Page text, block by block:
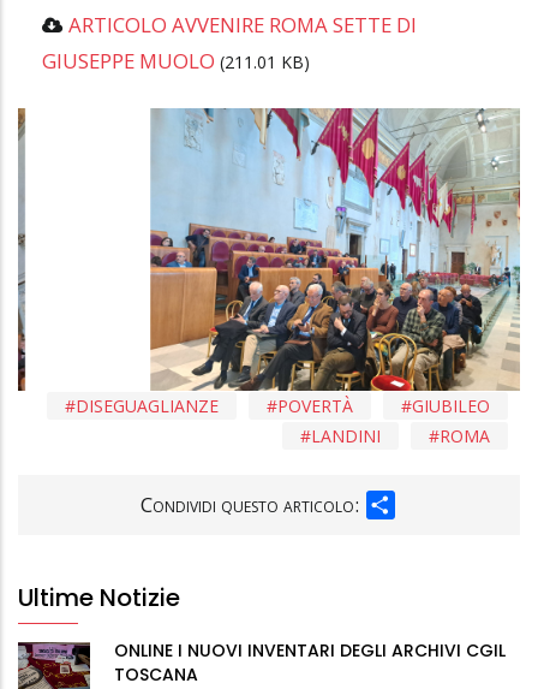
ARTICOLO AVVENIRE ROMA SETTE DI
GIUSEPPE MUOLO (211.01 KB)
GIUBILEO
POVERTÀ
DISEGUAGLIANZE
ROMA
LANDINI
Condividi questo articolo:
Ultime Notizie
ONLINE I NUOVI INVENTARI DEGLI ARCHIVI CGIL
TOSCANA